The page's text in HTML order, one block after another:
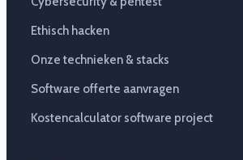
Ethisch hacken
Onze technieken & stacks
Software offerte aanvragen
Kostencalculator software project